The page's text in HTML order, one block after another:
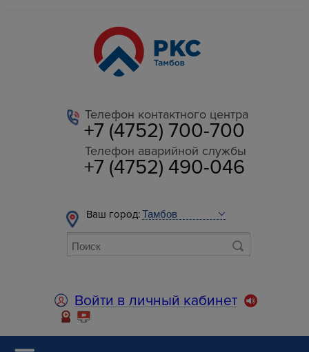
Телефон контактного центра
+7 (4752) 700-700
Телефон аварийной службы
+7 (4752) 490-046
Ваш город:
Войти в личный кабинет